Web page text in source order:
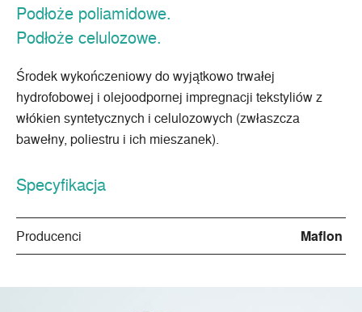
Podłoże poliamidowe.
Podłoże celulozowe.
Środek wykończeniowy do wyjątkowo trwałej
hydrofobowej i olejoodpornej impregnacji tekstyliów z
włókien syntetycznych i celulozowych (zwłaszcza
bawełny, poliestru i ich mieszanek).
Specyfikacja
Producenci Maflon